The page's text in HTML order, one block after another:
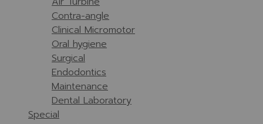
Contra-angle
Clinical Micromotor
Oral hygiene
Surgical
Endodontics
Maintenance
Dental Laboratory
Special